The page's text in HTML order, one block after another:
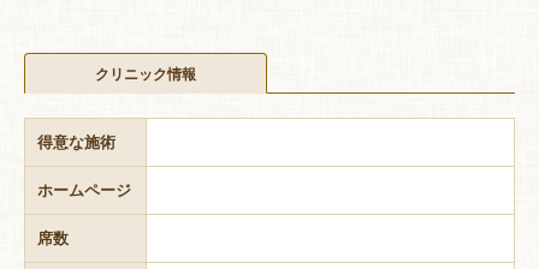
クリニック情報
得意な施術
ホームページ
席数